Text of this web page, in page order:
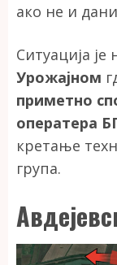
ако не и
Ситуација
Урожајном
приметно
оператера
кретање
група.